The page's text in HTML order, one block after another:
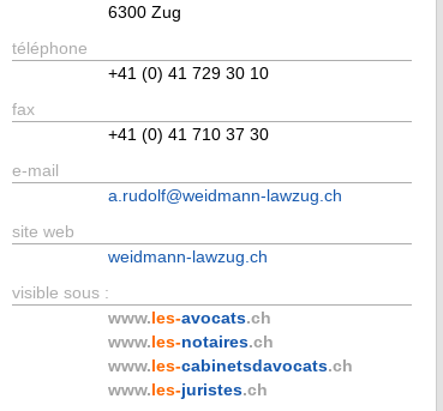
6300 Zug
téléphone
+41 (0) 41 729 30 10
fax
+41 (0) 41 710 37 30
e-mail
a.rudolf@weidmann-lawzug.ch
site web
weidmann-lawzug.ch
visible sous :
www.les-avocats.ch
www.les-notaires.ch
www.les-cabinetsdavocats.ch
www.les-juristes.ch